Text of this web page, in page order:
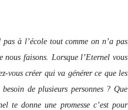
à l’école tout comme on n’a pas
faisons. Lorsque l’Eternel vous
vous créer qui va générer ce que les
de plusieurs personnes ? Que
te donne une promesse c’est pour